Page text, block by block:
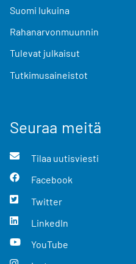
Suomi lukuina
Rahanarvonmuunnin
Tulevat julkaisut
Tutkimusaineistot
Seuraa meitä
Tilaa uutisviesti
Facebook
Twitter
LinkedIn
YouTube